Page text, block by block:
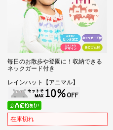
毎日のお散歩や登園に！収納できる
ネックガード付き
レインハット【アニマル】
在庫切れ